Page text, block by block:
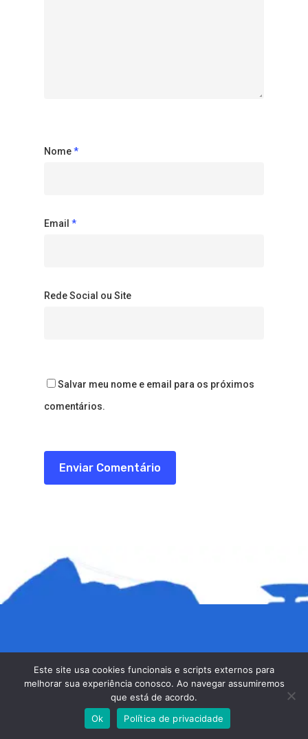
Nome*
Email *
Rede Social ou Site
Salvar meu nome e email para os próximos
comentários.
SEDE DA ALERJ
Assembleia Legislativa do Estado do Rio de
Janeiro - Assessoria Especial de Plenário da
Presidência - Rua da Ajuda, nº 05, Centro,
Este site usa cookies funcionais e scripts externos para
melhorar sua experiência conosco. Ao navegar assumiremos
que está de acordo.
Ok
Política de privacidade